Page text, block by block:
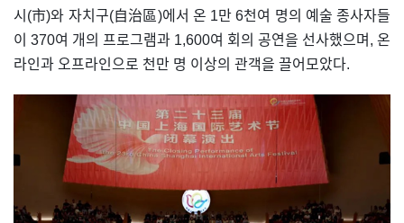
시(市)와 자치구(自治區)에서 온 1만 6천여 명의 예술 종사자들
이 370여 개의 프로그램과 1,600여 회의 공연을 선사했으며, 온
라인과 오프라인으로 천만 명 이상의 관객을 끌어모았다.